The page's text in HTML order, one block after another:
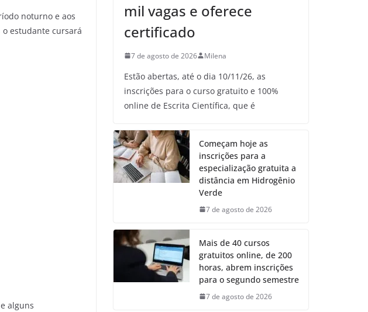
noturno e aos
estudante cursará
alguns
mil vagas e oferece
certificado
7 de agosto de 2026 Milena
Estão abertas, até o dia 10/11/26, as
inscrições para o curso gratuito e 100%
online de Escrita Científica, que é
Começam hoje as
inscrições para a
especialização gratuita a
distância em Hidrogênio
Verde
7 de agosto de 2026
Mais de 40 cursos
gratuitos online, de 200
horas, abrem inscrições
para o segundo semestre
7 de agosto de 2026